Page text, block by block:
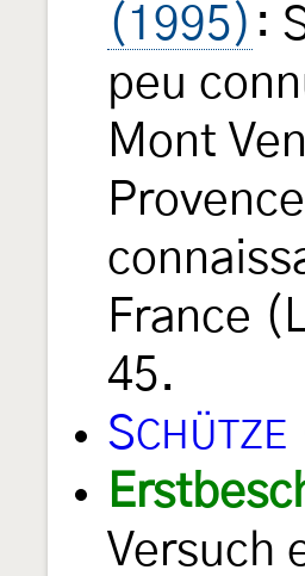
(1995) :
peu
Mont
France
45.
SCHÜTZE
Versuch